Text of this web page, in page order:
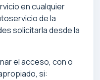
en cualquier
de la
solicitarla desde la
el acceso, con o
si: